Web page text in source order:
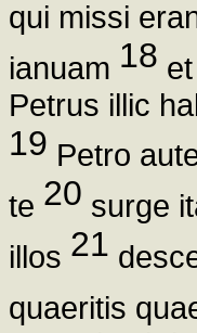
qui missi
ianuam 18
Petrus illic
19 Petro
te 20 surge
illos 21
quaeritis